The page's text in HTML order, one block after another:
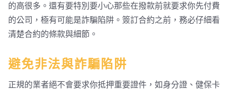
的高很多。還有要特別要小心那些在撥款前就要求你先付費
的公司，極有可能是詐騙陷阱。簽訂合約之前，務必仔細看
清楚合約的條款與細節。
避免非法與詐騙陷阱
正規的業者絕不會要求你抵押重要證件，如身分證、健保卡